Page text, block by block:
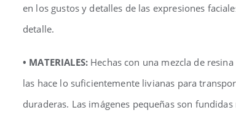
en los gustos y detalles de las expresiones
detalle.
• MATERIALES:Hechas con una mezcla de
las hace lo suficientemente livianas para
duraderas. Las imágenes pequeñas son